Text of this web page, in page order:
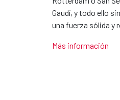
Gaudí, y todo ello
una fuerza sólida y
Más información